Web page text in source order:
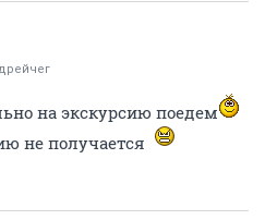
на экскурсию поедем
не получается